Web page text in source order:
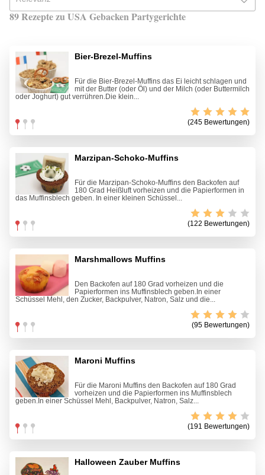
89 Rezepte zu USA Gebacken Partygerichte
Bier-Brezel-Muffins
Für die Bier-Brezel-Muffins das Ei leicht schlagen und
mit der Butter (oder Öl) und der Milch (oder Buttermilch
oder Joghurt) gut verrühren.Die klein...
(245 Bewertungen)
Marzipan-Schoko-Muffins
Für die Marzipan-Schoko-Muffins den Backofen auf
180 Grad Heißluft vorheizen und die Papierformen in
das Muffinsblech geben. In einer kleinen Schüssel...
(122 Bewertungen)
Marshmallows Muffins
Den Backofen auf 180 Grad vorheizen und die
Papierformen ins Muffinsblech geben.In einer
Schüssel Mehl, den Zucker, Backpulver, Natron, Salz und die...
(95 Bewertungen)
Maroni Muffins
Für die Maroni Muffins den Backofen auf 180 Grad
vorheizen und die Papierformen ins Muffinsblech
geben.In einer Schüssel Mehl, Backpulver, Natron, Salz...
(191 Bewertungen)
Halloween Zauber Muffins